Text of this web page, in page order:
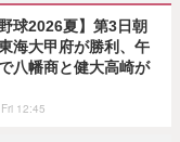
野球2026夏】第3日朝
海大甲府が勝利、午
八幡商と健大高崎が
12:45